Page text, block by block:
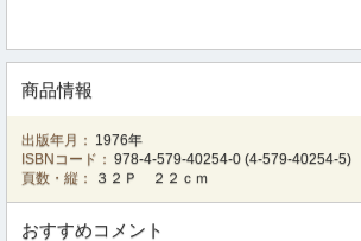
商品情報
出版年月： 1976年
ISBNコード： 978-4-579-40254-0 (4-579-40254-5)
頁数・縦：
３２Ｐ ２２ｃｍ
おすすめコメント